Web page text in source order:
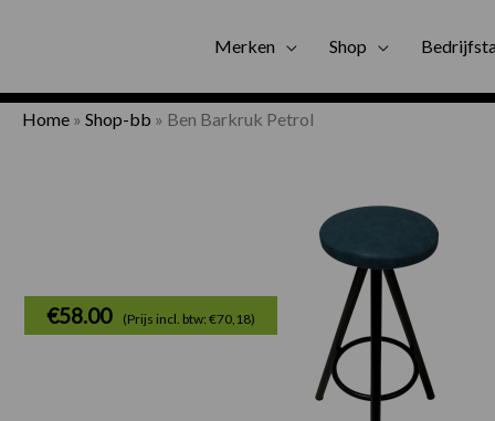
Merken Shop Gratis
Home » Shop-bb » Ben Barkruk Petrol
€58.00 (Prijs incl. btw: €70,18)